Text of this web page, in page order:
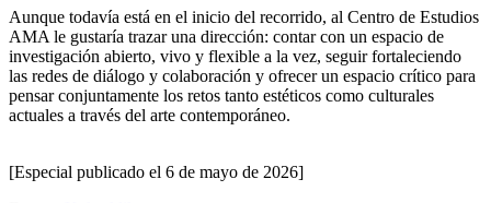
Aunque todavía está en el inicio del recorrido, al Centro de Estudios
AMA le gustaría trazar una dirección: contar con un espacio de
investigación abierto, vivo y flexible a la vez, seguir fortaleciendo
las redes de diálogo y colaboración y ofrecer un espacio crítico para
pensar conjuntamente los retos tanto estéticos como culturales
actuales a través del arte contemporáneo.
[Especial publicado el 6 de mayo de 2026]